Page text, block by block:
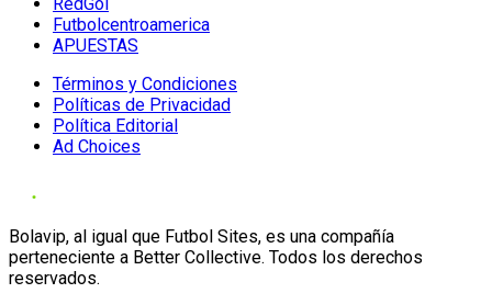
Futbolcentroamerica
APUESTAS
Términos y Condiciones
Políticas de Privacidad
Política Editorial
Ad Choices
Bolavip, al igual que Futbol Sites, es una compañía
perteneciente a Better Collective. Todos los derechos
reservados.